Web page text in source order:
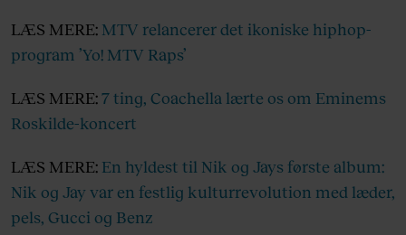
LÆS MERE: MTV relancerer det ikoniske hiphop-
program ’Yo! MTV Raps’
LÆS MERE:7 ting, Coachella lærte os om Eminems
Roskilde-koncert
LÆS MERE: En hyldest til Nik og Jays første album:
Nik og Jay var en festlig kulturrevolution med læder,
pels, Gucci og Benz